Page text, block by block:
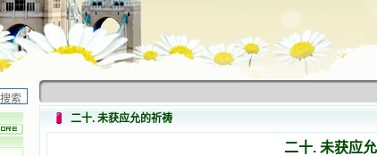
二十. 未获应允的祈祷
二十. 未获应